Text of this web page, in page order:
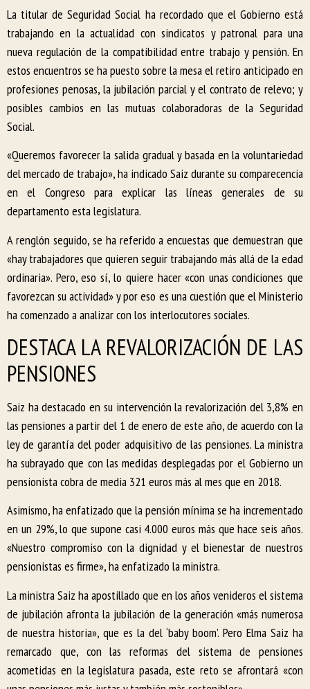
La titular de Seguridad Social ha recordado que el Gobierno está
trabajando en la actualidad con sindicatos y patronal para una
nueva regulación de la compatibilidad entre trabajo y pensión. En
estos encuentros se ha puesto sobre la mesa el retiro anticipado en
profesiones penosas, la jubilación parcial y el contrato de relevo; y
posibles cambios en las mutuas colaboradoras de la Seguridad
Social.
«Queremos favorecer la salida gradual y basada en la voluntariedad
del mercado de trabajo», ha indicado Saiz durante su comparecencia
en el Congreso para explicar las líneas generales de su
departamento esta legislatura.
A renglón seguido, se ha referido a encuestas que demuestran que
«hay trabajadores que quieren seguir trabajando más allá de la edad
ordinaria». Pero, eso sí, lo quiere hacer «con unas condiciones que
favorezcan su actividad» y por eso es una cuestión que el Ministerio
ha comenzado a analizar con los interlocutores sociales.
DESTACA LA REVALORIZACIÓN DE LAS
PENSIONES
Saiz ha destacado en su intervención la revalorización del 3,8% en
las pensiones a partir del 1 de enero de este año, de acuerdo con la
ley de garantía del poder adquisitivo de las pensiones. La ministra
ha subrayado que con las medidas desplegadas por el Gobierno un
pensionista cobra de media 321 euros más al mes que en 2018.
Asimismo, ha enfatizado que la pensión mínima se ha incrementado
en un 29%, lo que supone casi 4.000 euros más que hace seis años.
«Nuestro compromiso con la dignidad y el bienestar de nuestros
pensionistas es firme», ha enfatizado la ministra.
La ministra Saiz ha apostillado que en los años venideros el sistema
de jubilación afronta la jubilación de la generación «más numerosa
de nuestra historia», que es la del ‘baby boom’. Pero Elma Saiz ha
remarcado que, con las reformas del sistema de pensiones
acometidas en la legislatura pasada, este reto se afrontará «con